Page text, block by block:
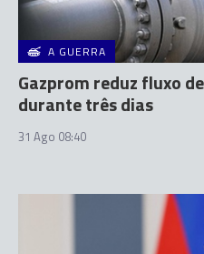
A GUERRA
Gazprom reduz fluxo
durante três dias
31 Ago 08:40